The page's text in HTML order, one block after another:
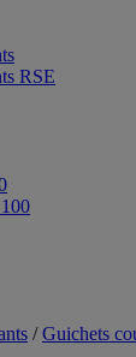
RSE
/Guichets